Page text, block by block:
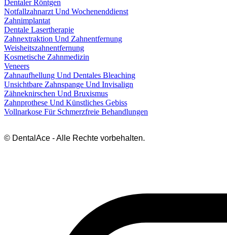
Dentaler Röntgen
Notfallzahnarzt Und Wochenenddienst
Zahnimplantat
Dentale Lasertherapie
Zahnextraktion Und Zahnentfernung
Weisheitszahnentfernung
Kosmetische Zahnmedizin
Veneers
Zahnaufhellung Und Dentales Bleaching
Unsichtbare Zahnspange Und Invisalign
Zähneknirschen Und Bruxismus
Zahnprothese Und Künstliches Gebiss
Vollnarkose Für Schmerzfreie Behandlungen
© DentalAce - Alle Rechte vorbehalten.